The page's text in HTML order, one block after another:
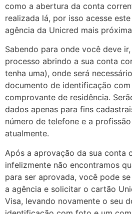
como a abertura da conta
realizada lá, por isso acesse este
agência da Unicred mais
Sabendo para onde você deve
processo abrindo a sua conta
tenha uma), onde será
documento de identificação
comprovante de residência.
dados apenas para fins
número de telefone e a
atualmente.
Após a aprovação da sua conta
infelizmente não encontramos
para ser aprovada, você pode
a agência e solicitar o cartão
Visa, levando novamente o seu